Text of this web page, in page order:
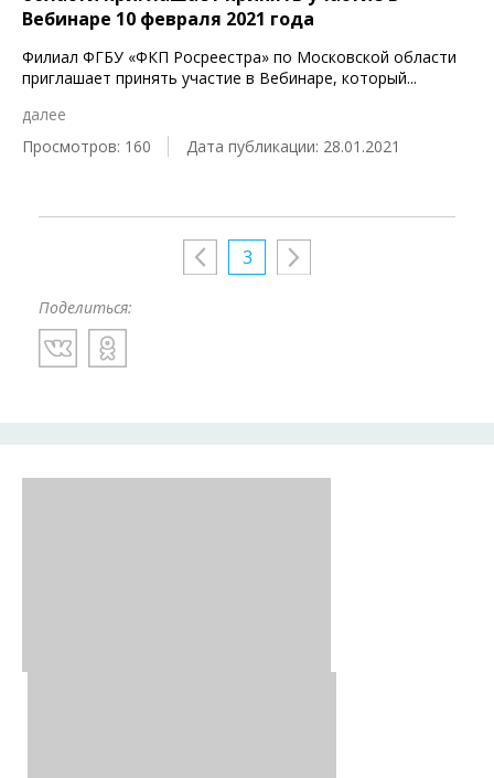
Вебинаре 10 февраля 2021 года
Филиал ФГБУ «ФКП Росреестра» по Московской области
приглашает принять участие в Вебинаре, который...
далее
Просмотров: 160
Дата публикации: 28.01.2021
3
Поделиться: